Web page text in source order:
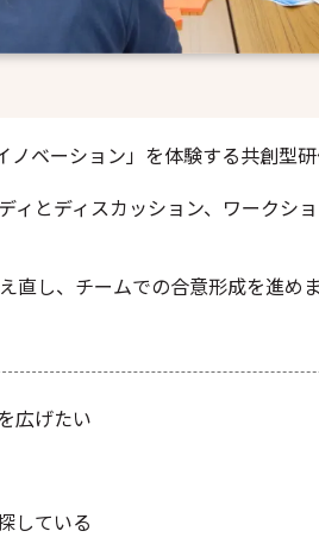
ベーション」を体験する共創型研
ィとディスカッション、ワークシ
し、チームでの合意形成を進めま
広げたい
している